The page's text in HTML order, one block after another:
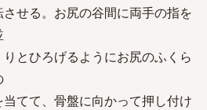
せる。お尻の谷間に両手の指を
とひろげるようにお尻のふくら
てて、骨盤に向かって押し付け